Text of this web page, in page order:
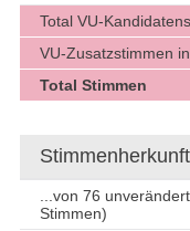
Total VU-
VU-Zusatzstimmen
Total Stimmen
...von 76
Stimmen)